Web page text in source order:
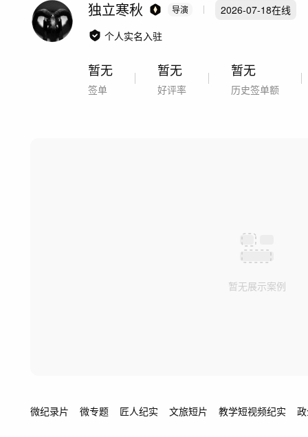
独立寒秋 导演 2026-07-18在线
个人实名入驻
暂无
签单
暂无
好评率
暂无
历史签单额
暂无展示案例
微纪录片 微专题 匠人纪实 文旅短片 教学短视频纪实